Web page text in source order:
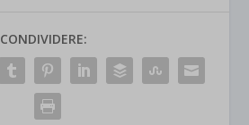
CONDIVIDERE: